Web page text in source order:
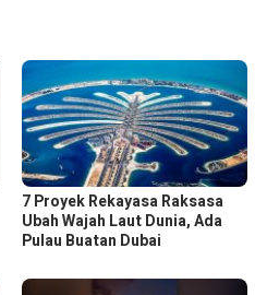
7 Proyek Rekayasa Raksasa
Ubah Wajah Laut Dunia, Ada
Pulau Buatan Dubai